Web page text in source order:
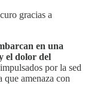
gracias a
en una
el dolor del
por la sed
que amenaza con